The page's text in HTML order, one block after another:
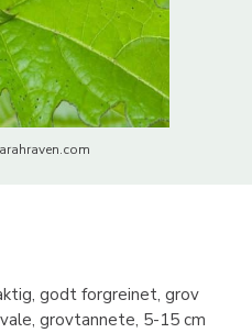
godt forgreinet, grov
grovtannete, 5-15 cm